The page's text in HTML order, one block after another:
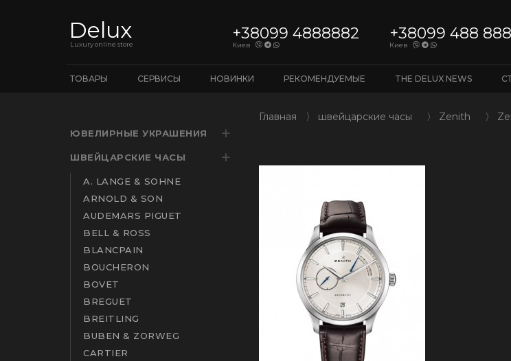
Delux
Luxury online store
+38099 4888882
Киев
+38099 488
Киев
ТОВАРЫ СЕРВИСЫ НОВИНКИ РЕКОМЕНДУЕМЫЕ THE DELUX NEWS
ЮВЕЛИРНЫЕ УКРАШЕНИЯ
ШВЕЙЦАРСКИЕ ЧАСЫ
A. LANGE & SOHNE
ARNOLD & SON
AUDEMARS PIGUET
BELL & ROSS
BLANCPAIN
BOUCHERON
BOVET
BREGUET
BREITLING
BUBEN & ZORWEG
CARTIER
Главная 〉 швейцарские часы 〉 Zenith 〉